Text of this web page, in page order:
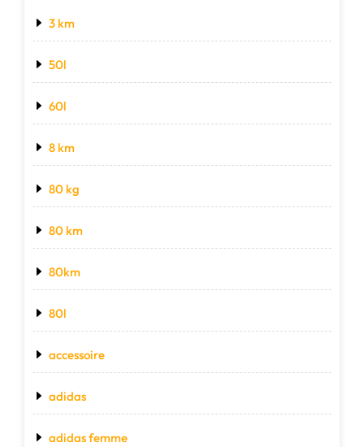
3 km
50l
60l
8 km
80 kg
80 km
80km
80l
accessoire
adidas
adidas femme